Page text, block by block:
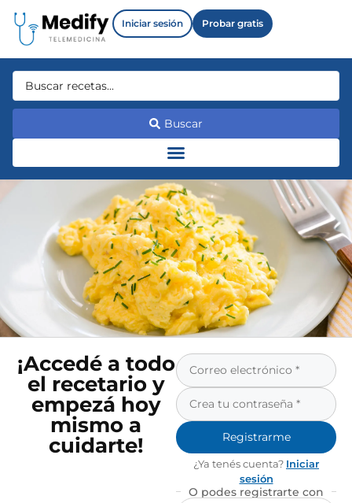
Iniciar sesión Probar gratis
Buscar
¡Accedé a todo
el recetario y
empezá hoy
mismo a
cuidarte!
Registrarme
¿Ya tenés cuenta? Iniciar
sesión
O podes registrarte con